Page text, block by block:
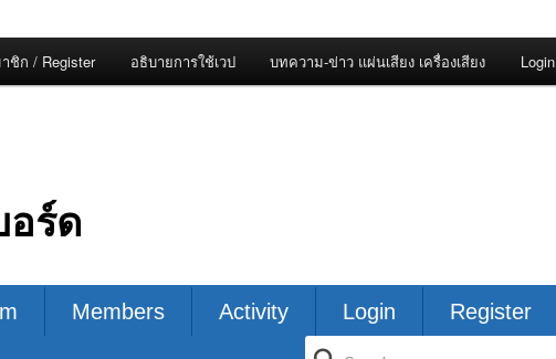
ชิก / Register อธิบายการใช้เวป บทความ-ข่าว แผ่นเสียง เครื่องเสียง Login
อร์ด
Members Activity Login Register